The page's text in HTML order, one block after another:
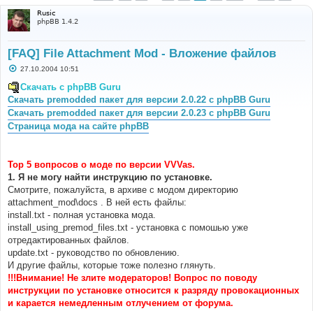
Rusic
phpBB 1.4.2
[FAQ] File Attachment Mod - Вложение файлов
С
о
б
щ
е
н
и
е
27.10.2004 10:51
Скачать с phpBB Guru
Скачать premodded пакет для версии 2.0.22 с phpBB Guru
Скачать premodded пакет для версии 2.0.23 с phpBB Guru
Страница мода на сайте phpBB
Top 5 вопросов о моде по версии VVVas.
1. Я не могу найти инструкцию по установке.
Смотрите, пожалуйста, в архиве с модом директорию
attachment_mod\docs . В ней есть файлы:
install.txt - полная установка мода.
install_using_premod_files.txt - установка с помошью уже
отредактированных файлов.
update.txt - руководство по обновлению.
И другие файлы, которые тоже полезно глянуть.
!!!Внимание! Не злите модераторов! Вопрос по поводу
инструкции по установке относится к разряду провокационных
и карается немедленным отлучением от форума.